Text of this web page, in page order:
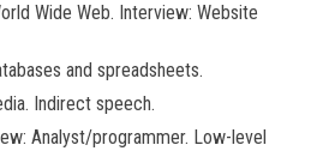
Wide Web. Interview: Website
and spreadsheets.
Indirect speech.
Analyst/programmer. Low-level